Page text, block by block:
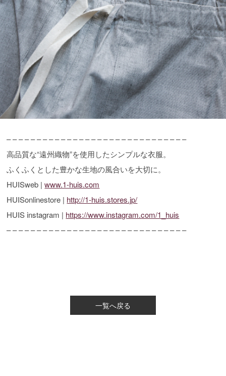
– – – – – – – – – – – – – – – – – – – – – – – – – – – – – –
高品質な“遠州織物”を使用したシンプルな衣服。
ふくふくとした豊かな生地の風合いを大切に。
HUISweb |www.1-huis.com
HUISonlinestore | http://1-huis.stores.jp/
HUIS instagram | https://www.instagram.com/1_huis
– – – – – – – – – – – – – – – – – – – – – – – – – – – – – –
一覧へ戻る